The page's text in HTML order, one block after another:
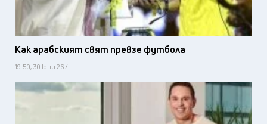
Как арабският свят превзе футбола
19:50, 30 юни 26 /